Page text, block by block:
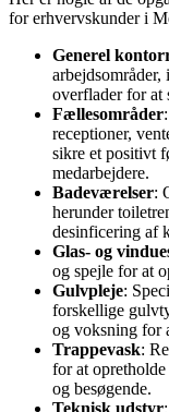
for erhvervskunder i
Generel
overflader for at
Fællesområder
receptioner,
sikre et positivt
medarbejdere.
Badeværelser:
herunder
desinficering af
Glas- og
og spejle for at
Gulvpleje:
forskellige
og voksning for
Trappevask:
for at
og besøgende.